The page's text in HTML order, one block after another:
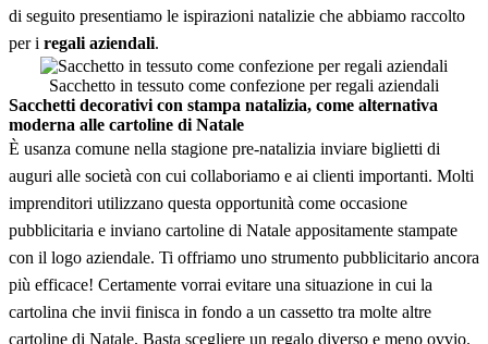
di seguito presentiamo le ispirazioni natalizie che abbiamo raccolto
per i regali aziendali.
Sacchetto in tessuto come confezione per regali aziendali
Sacchetti decorativi con stampa natalizia, come alternativa
moderna alle cartoline di Natale
È usanza comune nella stagione pre-natalizia inviare biglietti di
auguri alle società con cui collaboriamo e ai clienti importanti. Molti
imprenditori utilizzano questa opportunità come occasione
pubblicitaria e inviano cartoline di Natale appositamente stampate
con il logo aziendale. Ti offriamo uno strumento pubblicitario ancora
più efficace! Certamente vorrai evitare una situazione in cui la
cartolina che invii finisca in fondo a un cassetto tra molte altre
cartoline di Natale. Basta scegliere un regalo diverso e meno ovvio.